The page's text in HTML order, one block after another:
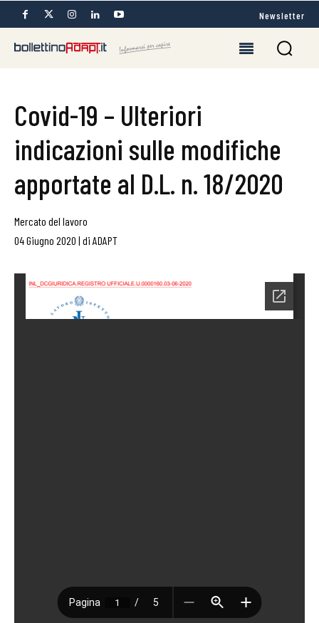
Newsletter
Covid-19 – Ulteriori
indicazioni sulle modifiche
apportate al D.L. n. 18/2020
Mercato del lavoro
04 Giugno 2020 | di ADAPT